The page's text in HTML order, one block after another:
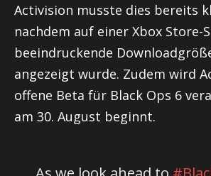
Activision musste dies bereits
nachdem auf einer Xbox Store-
beeindruckende
angezeigt wurde. Zudem wird
offene Beta für Black Ops 6
am 30. August beginnt.